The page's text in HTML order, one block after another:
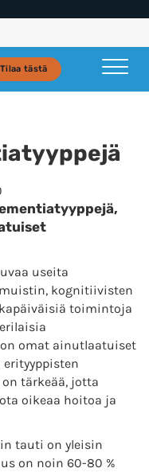
Tilaa tästä
useita
kognitiivisten
toimintoja
omat ainutlaatuiset
tärkeää, jotta
oikeaa hoitoa ja
tauti on yleisin
on noin 60-80 %